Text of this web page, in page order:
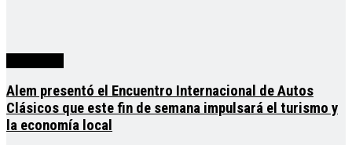
Alem presentó el Encuentro Internacional de Autos
Clásicos que este fin de semana impulsará el turismo y
la economía local